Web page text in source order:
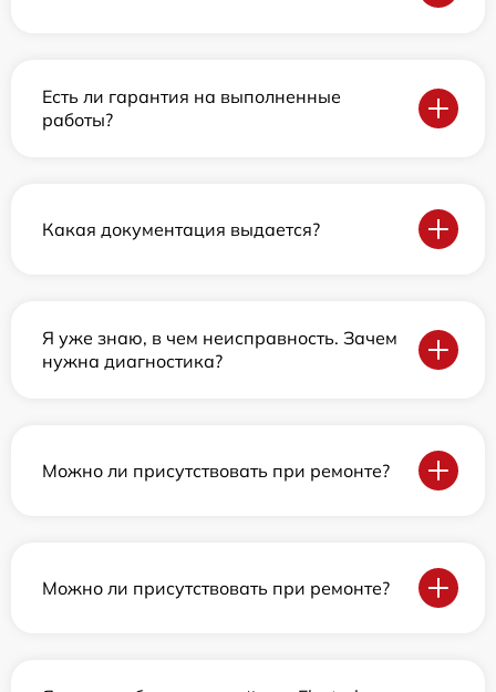
Есть ли гарантия на выполненные
работы?
Какая документация выдается?
Я уже знаю, в чем неисправность. Зачем
нужна диагностика?
Можно ли присутствовать при ремонте?
Можно ли присутствовать при ремонте?